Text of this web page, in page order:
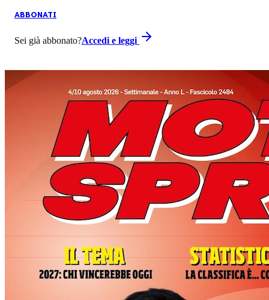
ABBONATI
Sei già abbonato?Accedi e leggi